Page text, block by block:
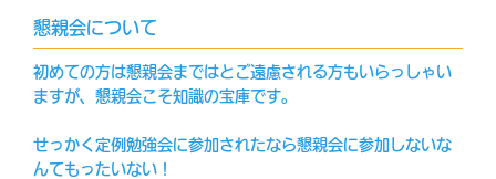
懇親会について
初めての方は懇親会まではとご遠慮される方もいらっしゃい
ますが、懇親会こそ知識の宝庫です。
せっかく定例勉強会に参加されたなら懇親会に参加しないな
んてもったいない！